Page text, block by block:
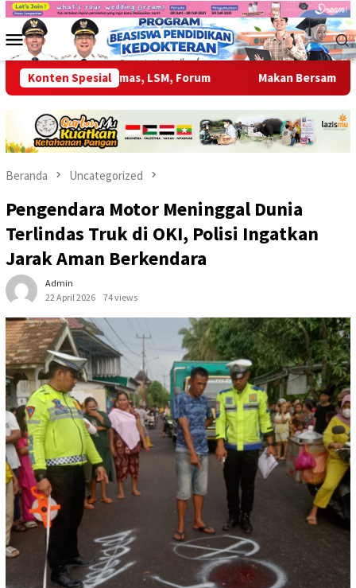
Loncat
kontenMenu
Mobile
Konten Spesial
di Ormas, LSM, Forum Makan Bersama Gratis Bupati
Beranda Uncategorized
Pengendara Motor Meninggal Dunia
Terlindas Truk di OKI, Polisi Ingatkan
Jarak Aman Berkendara
Admin
22 April 2026
74 views